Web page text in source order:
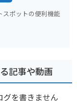
スポットの便利機能
記事や動画
を書きません